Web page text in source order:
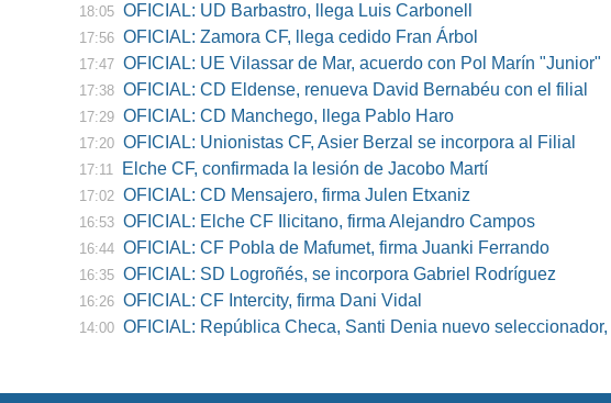
18:05 OFICIAL: UD Barbastro, llega Luis Carbonell
17:56 OFICIAL: Zamora CF, llega cedido Fran Árbol
17:47 OFICIAL: UE Vilassar de Mar, acuerdo con Pol Marín "Junior"
17:38 OFICIAL: CD Eldense, renueva David Bernabéu con el filial
17:29 OFICIAL: CD Manchego, llega Pablo Haro
17:20 OFICIAL: Unionistas CF, Asier Berzal se incorpora al Filial
17:11 Elche CF, confirmada la lesión de Jacobo Martí
17:02 OFICIAL: CD Mensajero, firma Julen Etxaniz
16:53 OFICIAL: Elche CF Ilicitano, firma Alejandro Campos
16:44 OFICIAL: CF Pobla de Mafumet, firma Juanki Ferrando
16:35 OFICIAL: SD Logroñés, se incorpora Gabriel Rodríguez
16:26 OFICIAL: CF Intercity, firma Dani Vidal
14:00 OFICIAL: República Checa, Santi Denia nuevo seleccionador, Pablo Amo su ayudante